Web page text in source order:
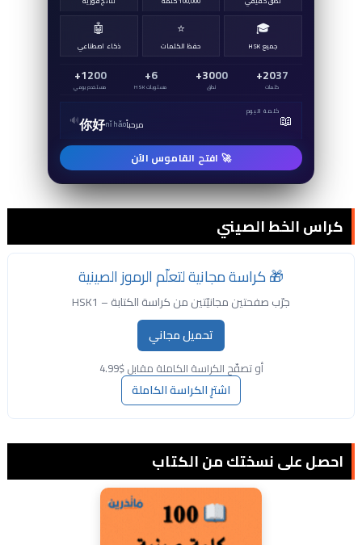
🎓
جميع HSK
⭐
حفظ الكلمات
🤖
ذكاء اصطناعي
2037+
كلمات
3000+
نطق
6+
مستويات HSK
1200+
مستخدم يومي
📖كلمة اليوم
你好nǐ hǎoمرحباً 🔊
🚀 افتح القاموس الآن
كراس الخط الصيني
🎁 كراسة مجانية لتعلّم الرموز الصينية
جرّب صفحتين مجانيّتين من كراسة الكتابة – HSK1
تحميل مجاني
أو تصفّح الكراسة الكاملة مقابل $4.99
اشترِ الكراسة الكاملة
احصل على نسختك من الكتاب